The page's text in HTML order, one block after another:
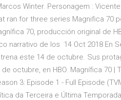
Winter. Personagem :
ran for three series Magnifica 70
70, producción original de
narrativo de los 14 Oct 2018 En
este 14 de octubre. Sus
de octubre, en HBO. Magnífica 70 |
3: Episode 1 - Full Episode
da Terceira e Última Temporada